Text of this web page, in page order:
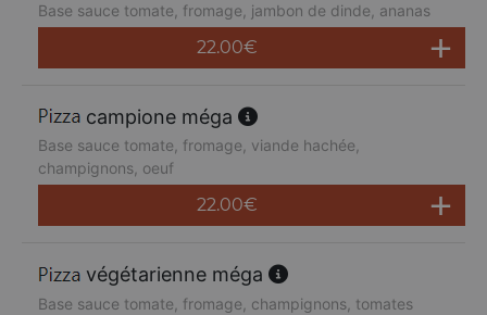
Base sauce tomate, fromage, jambon de dinde, ananas
22.00€
campione méga
Base sauce tomate, fromage, viande hachée,
champignons, oeuf
22.00€
végétarienne méga
Base sauce tomate, fromage, champignons, tomates